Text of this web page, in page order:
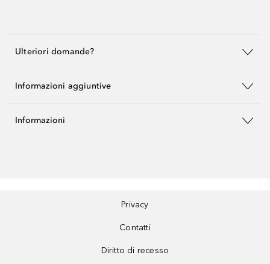
Ulteriori domande?
Informazioni aggiuntive
Informazioni
Privacy
Contatti
Diritto di recesso